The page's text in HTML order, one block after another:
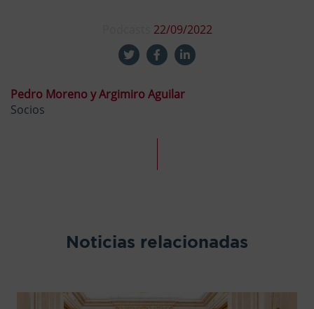
22/09/2022
Pedro Moreno y Argimiro Aguilar
Socios
Noticias relacionadas